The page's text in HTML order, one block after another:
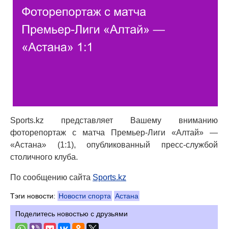
Sports.kz представляет Вашему вниманию
фоторепортаж с матча Премьер-Лиги «Алтай» —
«Астана» (1:1), опубликованный пресс-службой
столичного клуба.
По сообщению сайта Sports.kz
Тэги новости: Новости спорта Астана
Поделитесь новостью с друзьями